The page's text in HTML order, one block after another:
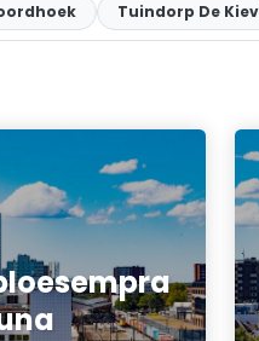
Tuindorp De